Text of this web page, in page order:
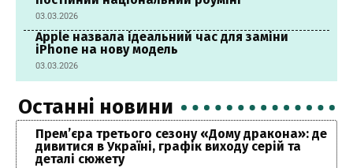
03.03.2026
Apple назвала ідеальний час для заміни
iPhone на нову модель
03.03.2026
Останні новини
Прем’єра третього сезону «Дому дракона»: де
дивитися в Україні, графік виходу серій та
деталі сюжету